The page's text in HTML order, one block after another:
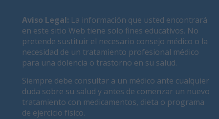
Aviso Legal: La información que usted encontrará
en este sitio Web tiene solo fines educativos. No
pretende sustituir el necesario consejo médico o la
necesidad de un tratamiento profesional médico
para una dolencia o trastorno en su salud.
Siempre debe consultar a un médico ante cualquier
duda sobre su salud y antes de comenzar un nuevo
tratamiento con medicamentos, dieta o programa
de ejercicio físico.